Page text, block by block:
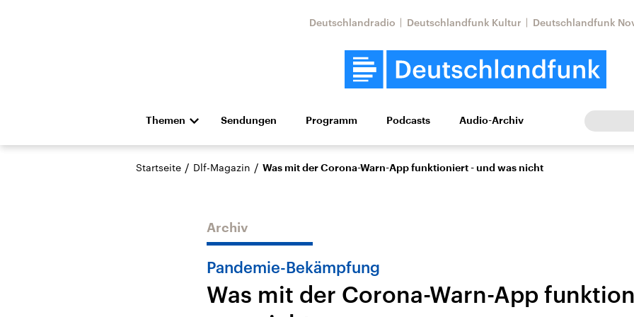
Deutschlandradio Deutschlandfunk Kultur Deutschlandfunk
Themen
Die Nachrichten Politik Wirtschaft Wissen Kultur Europa
Hörspiel und Feature Musik
Landtagswahl Sachsen-
USA
Nahostkonflikt
Iran
Sendungen Programm Podcasts Audio-Archiv
Startseite / Dlf-Magazin / Was mit der Corona-Warn-App funktioniert - und was nicht
Archiv
Pandemie-Bekämpfung
Was mit der Corona-Warn-App